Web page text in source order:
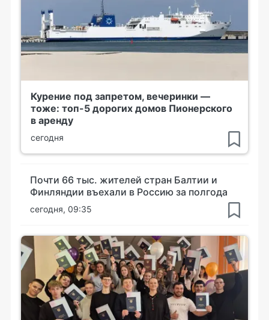
Курение под запретом, вечеринки —
тоже: топ-5 дорогих домов Пионерского
в аренду
сегодня
Почти 66 тыс. жителей стран Балтии и
Финляндии въехали в Россию за полгода
сегодня, 09:35